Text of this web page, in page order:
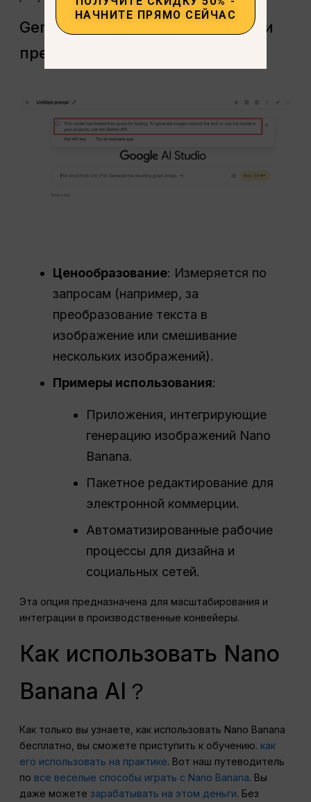
Gemini API (для разработчиков и
предприятий)
Ценообразование: Измеряется по
запросам (например, за
преобразование текста в
изображение или смешивание
нескольких изображений).
Примеры использования:
Приложения, интегрирующие
генерацию изображений Nano
Banana.
Пакетное редактирование для
электронной коммерции.
Автоматизированные рабочие
процессы для дизайна и
социальных сетей.
Эта опция предназначена для масштабирования и
интеграции в производственные конвейеры.
Как использовать Nano
Banana AI？
Как только вы узнаете, как использовать Nano Banana
бесплатно, вы сможете приступить к обучению. как
его использовать на практике. Вот наш путеводитель
по все веселые способы играть с Nano Banana. Вы
даже можетезарабатывать на этом деньги. Без
НАЧНИТЕ ПРЯМО СЕЙЧАС